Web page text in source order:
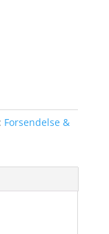
Forsendelse &